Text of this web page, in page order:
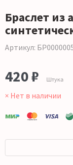
Браслет из
Артикул:
420 ₽ Штука
× Нет в наличии